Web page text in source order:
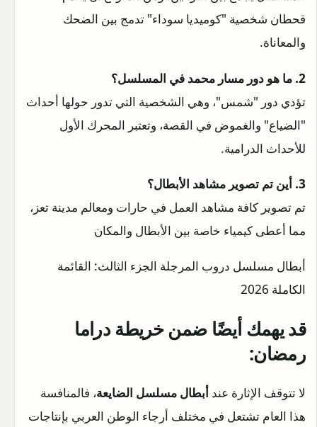
قحطان شخصية "كوميديا سوداء" تدمج بين الضحك
والمعاناة.
2. ما هو دور مسار محمد في المسلسل؟
تؤدي دور "شمس"، وهي الشخصية التي تدور حولها أحداث
"الضياع" والغموض في القصة، وتعتبر المحرك الأول
للأحداث الدرامية.
3. أين تم تصوير مشاهد الأبطال؟
تم تصوير كافة مشاهد العمل في حارات ومعالم مدينة تعز،
مما أعطى كيمياء خاصة بين الأبطال والمكان
أبطال مسلسل دروب المرجلة الجزء الثالث: القائمة
الكاملة 2026
قديهمك أيضًا ضمن خريطة دراما
رمضان:
لا تتوقف الإثارة عند أبطال مسلسل الضايعة، فالمنافسة
هذا العام تشتعل في مختلف أرجاء الوطن العربي بإنتاجات